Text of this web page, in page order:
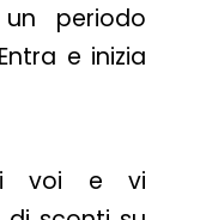
periodo
e inizia
voi e vi